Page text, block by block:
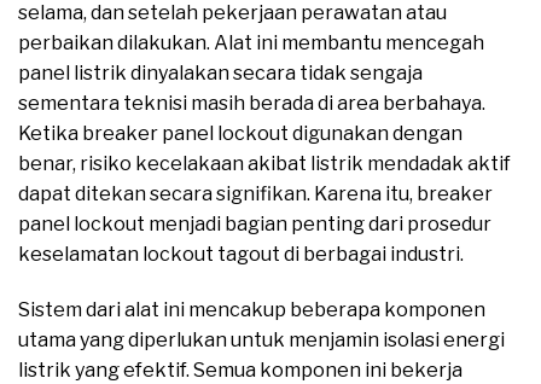
selama, dan setelah pekerjaan perawatan atau
perbaikan dilakukan. Alat ini membantu mencegah
panel listrik dinyalakan secara tidak sengaja
sementara teknisi masih berada di area berbahaya.
Ketika breaker panel lockout digunakan dengan
benar, risiko kecelakaan akibat listrik mendadak aktif
dapat ditekan secara signifikan. Karena itu, breaker
panel lockout menjadi bagian penting dari prosedur
keselamatan lockout tagout di berbagai industri.
Sistem dari alat ini mencakup beberapa komponen
utama yang diperlukan untuk menjamin isolasi energi
listrik yang efektif. Semua komponen ini bekerja